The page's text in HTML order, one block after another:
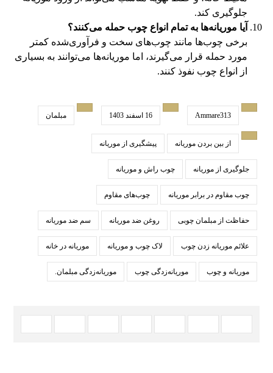
جلوگیری کند.
آیا موریانه‌ها به تمام انواع چوب حمله می‌کنند؟
برخی چوب‌ها مانند چوب‌های سخت و فرآوری‌شده کمتر
مورد حمله قرار می‌گیرند، اما موریانه‌ها می‌توانند به بسیاری
از انواع چوب نفوذ کنند.
Ammare313 16 اسفند 1403 مبلمان
از بین بردن موریانه پیشگیری از موریانه
جلوگیری از موریانه چوب راش و موریانه
چوب مقاوم در برابر موریانه چوب‌های مقاوم
حفاظت از مبلمان چوبی روغن ضد موریانه سم ضد موریانه
علائم موریانه زدن چوب لاک چوب و موریانه موریانه در خانه
موریانه و چوب موریانه‌زدگی چوب موریانه‌زدگی مبلمان.